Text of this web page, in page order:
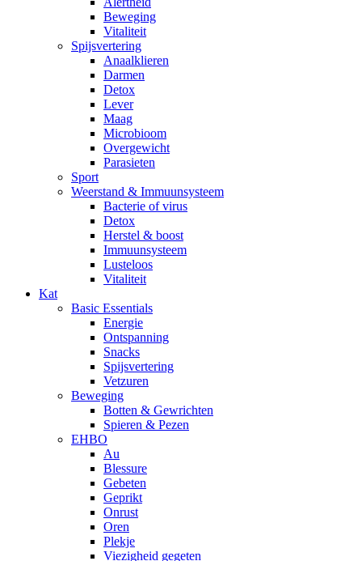
Beweging
Vitaliteit
Spijsvertering
Anaalklieren
Darmen
Detox
Lever
Maag
Microbioom
Overgewicht
Parasieten
Sport
Weerstand & Immuunsysteem
Bacterie of virus
Detox
Herstel & boost
Immuunsysteem
Lusteloos
Vitaliteit
Kat
Basic Essentials
Energie
Ontspanning
Snacks
Spijsvertering
Vetzuren
Beweging
Botten & Gewrichten
Spieren & Pezen
EHBO
Au
Blessure
Gebeten
Geprikt
Onrust
Oren
Plekje
Viezigheid gegeten